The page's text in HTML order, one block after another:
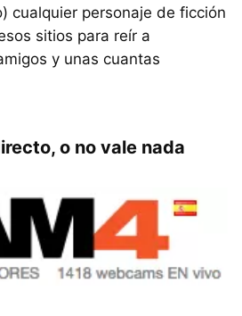
cualquier personaje de ficción
sitios para reír a
y unas cuantas
o no vale nada